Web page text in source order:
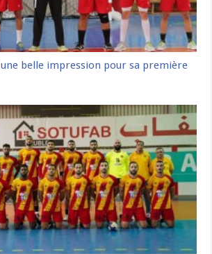
une belle impression pour sa première